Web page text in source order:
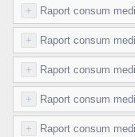
+ Raport consum
+ Raport consum
+ Raport consum
+ Raport consum
+ Raport consum